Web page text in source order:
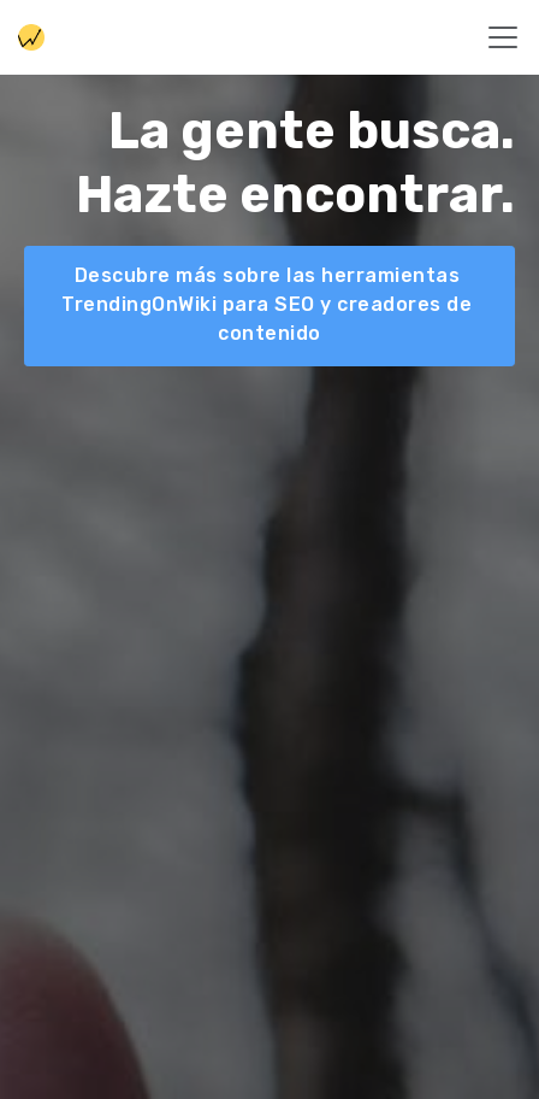
La gente busca.
Hazte encontrar.
Descubre más sobre las herramientas
TrendingOnWiki para SEO y creadores de
contenido